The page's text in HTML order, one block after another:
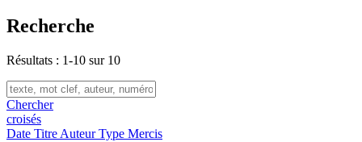
Recherche
Résultats : 1-10 sur 10
Chercher
croisés
Date Titre AuteurType Mercis